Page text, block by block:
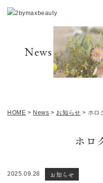
News
HOME > News > お知らせ > ホロ
ホロ
2025.09.28 お知らせ